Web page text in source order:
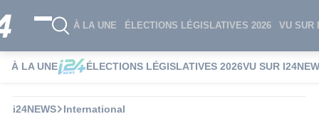
À LA UNE ÉLECTIONS LÉGISLATIVES 2026 VU SUR
À LA UNE ÉLECTIONS LÉGISLATIVES 2026VU SUR
i24NEWS International